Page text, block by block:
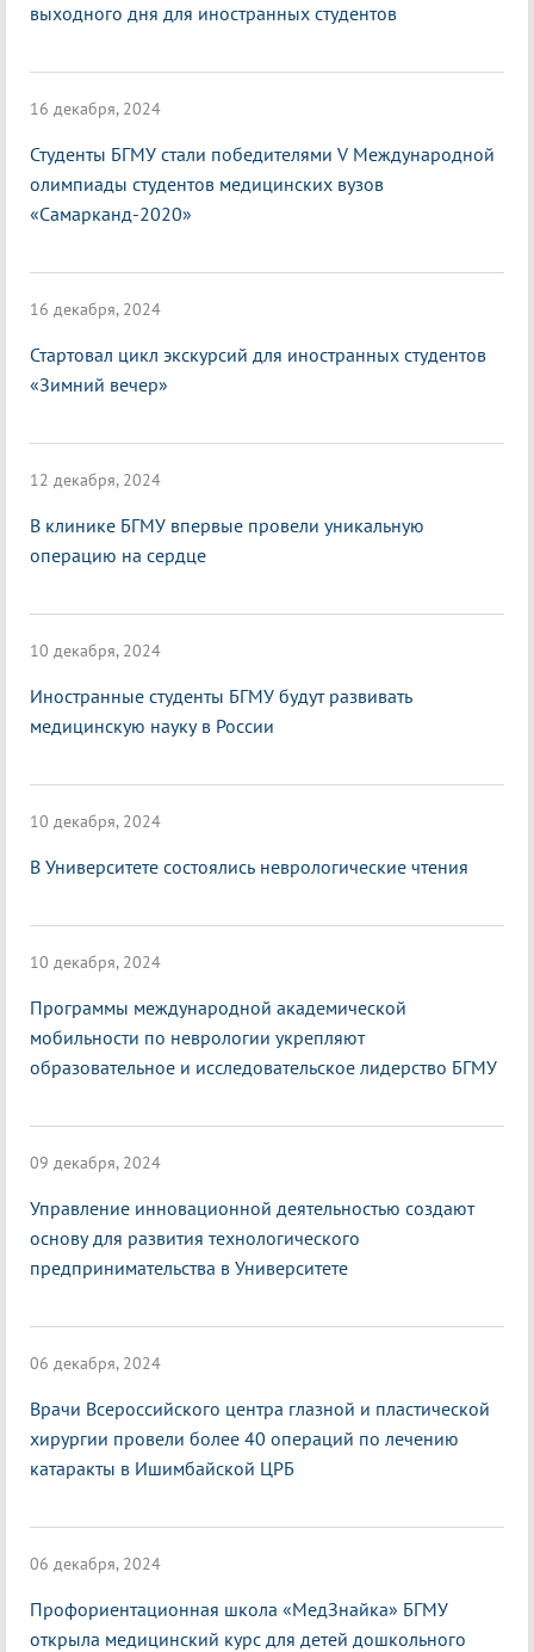
выходного дня для иностранных студентов
16 декабря, 2024
Студенты БГМУ стали победителями V Международной
олимпиады студентов медицинских вузов
«Самарканд-2020»
16 декабря, 2024
Стартовал цикл экскурсий для иностранных студентов
«Зимний вечер»
12 декабря, 2024
В клинике БГМУ впервые провели уникальную
операцию на сердце
10 декабря, 2024
Иностранные студенты БГМУ будут развивать
медицинскую науку в России
10 декабря, 2024
В Университете состоялись неврологические чтения
10 декабря, 2024
Программы международной академической
мобильности по неврологии укрепляют
образовательное и исследовательское лидерство БГМУ
09 декабря, 2024
Управление инновационной деятельностью создают
основу для развития технологического
предпринимательства в Университете
06 декабря, 2024
Врачи Всероссийского центра глазной и пластической
хирургии провели более 40 операций по лечению
катаракты в Ишимбайской ЦРБ
06 декабря, 2024
Профориентационная школа «МедЗнайка» БГМУ
открыла медицинский курс для детей дошкольного